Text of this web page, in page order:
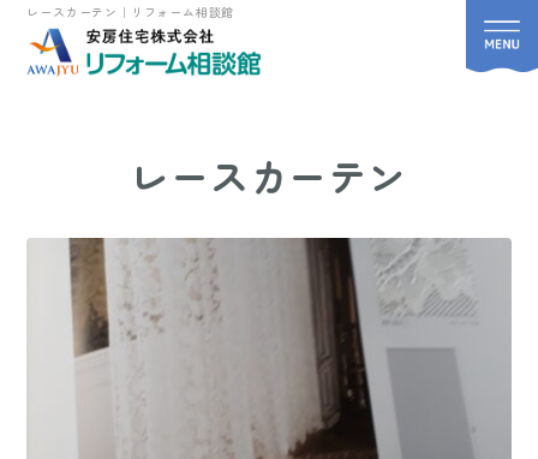
レースカーテン｜リフォーム相談館
レースカーテン